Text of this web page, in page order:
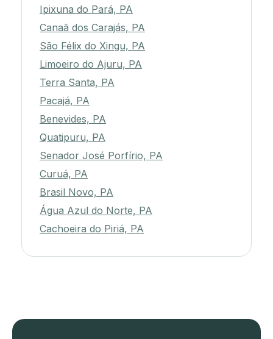
Ipixuna do Pará, PA
Canaã dos Carajás, PA
São Félix do Xingu, PA
Limoeiro do Ajuru, PA
Terra Santa, PA
Pacajá, PA
Benevides, PA
Quatipuru, PA
Senador José Porfírio, PA
Curuá, PA
Brasil Novo, PA
Água Azul do Norte, PA
Cachoeira do Piriá, PA